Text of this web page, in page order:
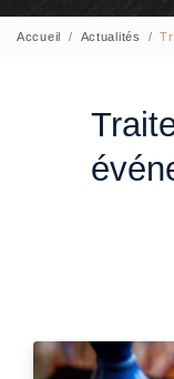
Accueil Actualités